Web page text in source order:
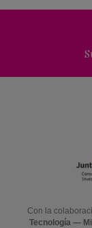
Con la
Tecnología —